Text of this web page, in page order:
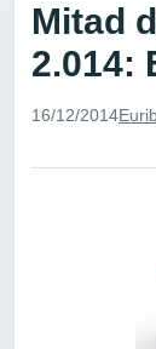
Mitad
2.014:
16/12/2014